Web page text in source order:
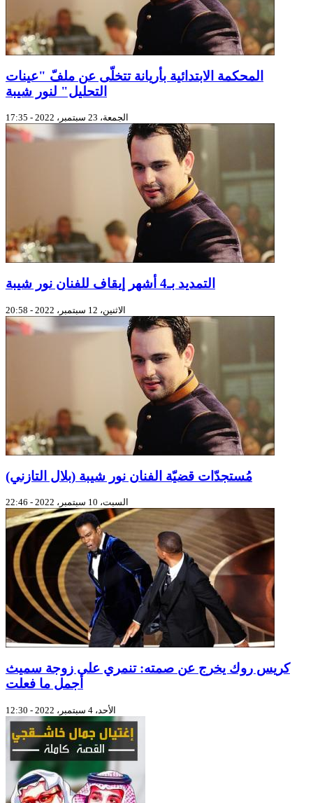
المحكمة الابتدائية بأريانة تتخلّى عن ملفّ "عينات
التحليل" لنور شيبة
الجمعة، 23 سبتمبر، 2022 - 17:35
التمديد بـ4 أشهر إيقاف للفنان نور شيبة
الاثنين، 12 سبتمبر، 2022 - 20:58
مُستجدّات قضيّة الفنان نور شيبة (بلال التازني)
السبت، 10 سبتمبر، 2022 - 22:46
كريس روك يخرج عن صمته: تنمري على زوجة سميث
أجمل ما فعلت
الأحد، 4 سبتمبر، 2022 - 12:30